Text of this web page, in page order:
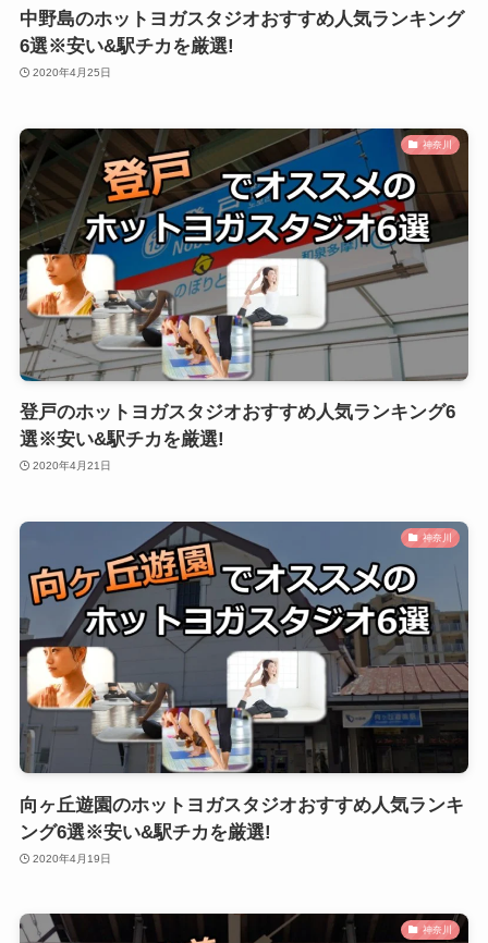
中野島のホットヨガスタジオおすすめ人気ランキング
6選※安い&駅チカを厳選!
2020年4月25日
神奈川
登戸のホットヨガスタジオおすすめ人気ランキング6
選※安い&駅チカを厳選!
2020年4月21日
神奈川
向ヶ丘遊園のホットヨガスタジオおすすめ人気ランキ
ング6選※安い&駅チカを厳選!
2020年4月19日
神奈川